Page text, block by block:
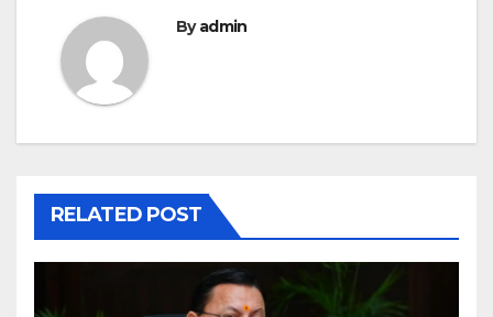
Byadmin
RELATED POST